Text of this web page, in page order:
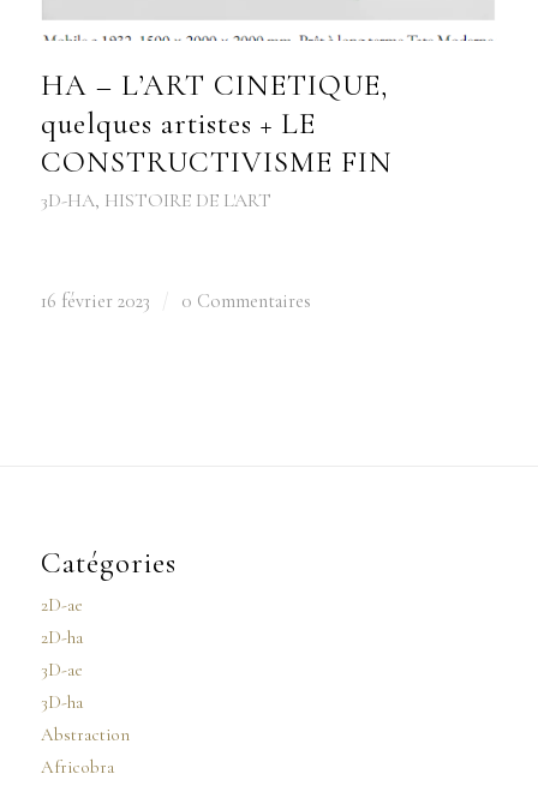
HA – L’ART CINETIQUE,
quelques artistes + LE
CONSTRUCTIVISME FIN
3D-HA, HISTOIRE DE L'ART
16 février 2023 0 Commentaires
Catégories
2D-ae
2D-ha
3D-ae
3D-ha
Abstraction
Africobra